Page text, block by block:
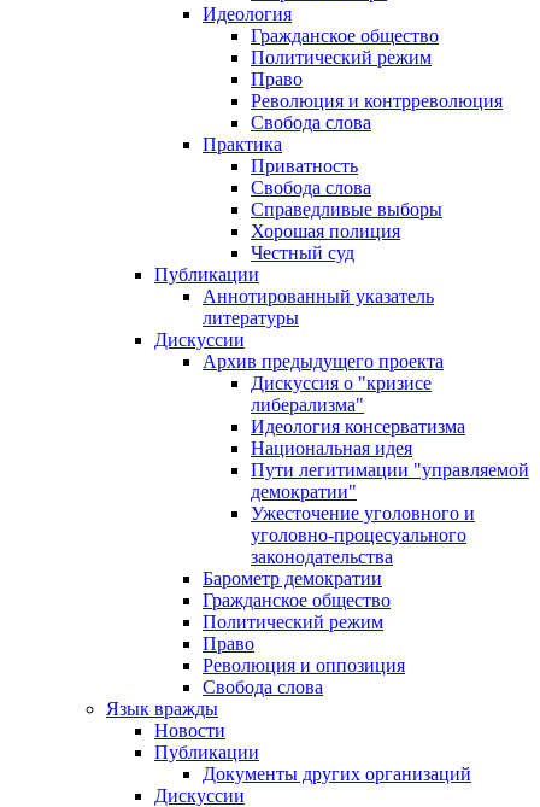
Идеология
Гражданское общество
Политический режим
Право
Революция и контрреволюция
Свобода слова
Практика
Приватность
Свобода слова
Справедливые выборы
Хорошая полиция
Честный суд
Публикации
Аннотированный указатель
литературы
Дискуссии
Архив предыдущего проекта
Дискуссия о "кризисе
либерализма"
Идеология консерватизма
Национальная идея
Пути легитимации "управляемой
демократии"
Ужесточение уголовного и
уголовно-процесуального
законодательства
Барометр демократии
Гражданское общество
Политический режим
Право
Революция и оппозиция
Свобода слова
Язык вражды
Новости
Публикации
Документы других организаций
Дискуссии